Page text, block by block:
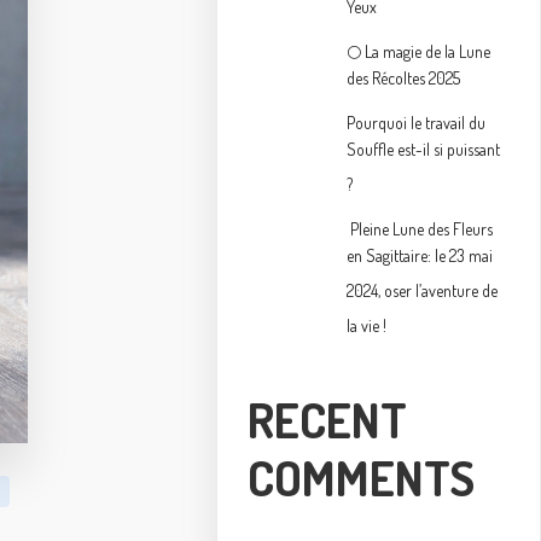
Yeux
🌕 La magie de la Lune
des Récoltes 2025
Pourquoi le travail du
Souffle est-il si puissant
?
Pleine Lune des Fleurs
en Sagittaire: le 23 mai
2024, oser l’aventure de
la vie !
RECENT
COMMENTS